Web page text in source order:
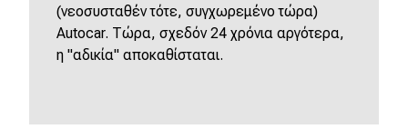
(νεοσυσταθέν τότε, συγχωρεμένο τώρα)
Autocar. Τώρα, σχεδόν 24 χρόνια αργότερα,
η "αδικία" αποκαθίσταται.